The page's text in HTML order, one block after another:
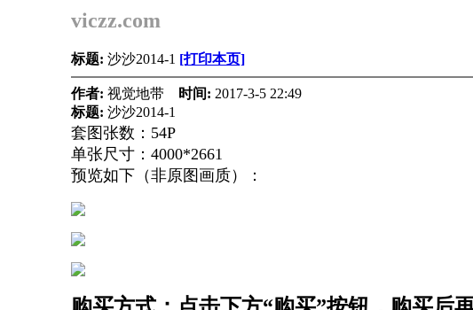
viczz.com
标题: 沙沙2014-1 [打印本页]
作者: 视觉地带 时间: 2017-3-5 22:49
标题: 沙沙2014-1
套图张数：54P
单张尺寸：4000*2661
预览如下（非原图画质）：